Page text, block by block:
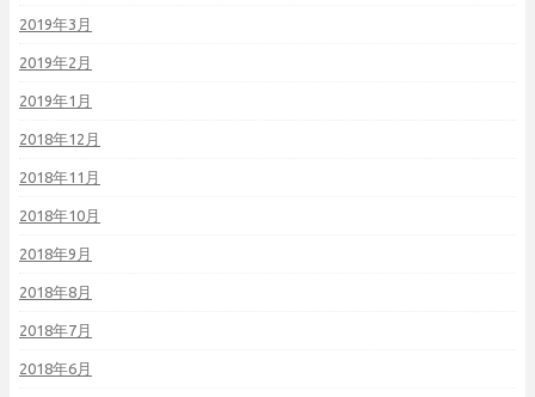
2019年3月
2019年2月
2019年1月
2018年12月
2018年11月
2018年10月
2018年9月
2018年8月
2018年7月
2018年6月